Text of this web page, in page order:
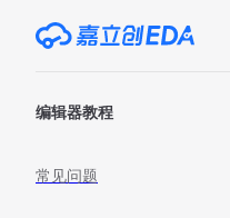
Skip to content
编辑器教程
常见问题